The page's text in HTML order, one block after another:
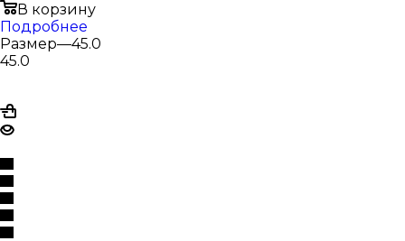
В корзину
Подробнее
Размер—45.0
45.0